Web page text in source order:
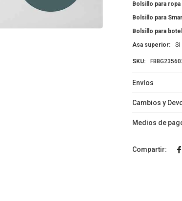
Bolsillo para
Bolsillo para
Bolsillo para
Asa superior
Si
Envíos
Cambios y
Medios de
